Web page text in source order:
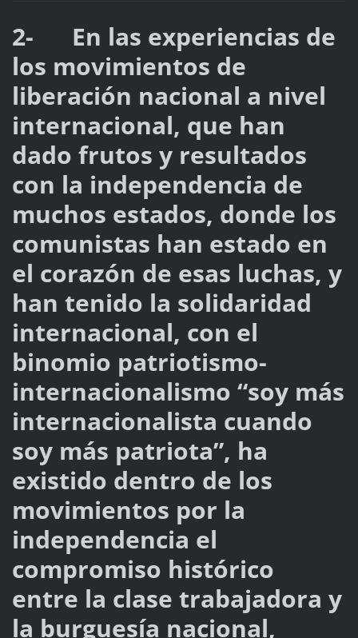
2- En las experiencias de
los movimientos de
liberación nacional a nivel
internacional, que han
dado frutos y resultados
con la independencia de
muchos estados, donde los
comunistas han estado en
el corazón de esas luchas, y
han tenido la solidaridad
internacional, con el
binomio patriotismo-
internacionalismo “soy más
internacionalista cuando
soy más patriota”, ha
existido dentro de los
movimientos por la
independencia el
compromiso histórico
entre la clase trabajadora y
la burguesía nacional,